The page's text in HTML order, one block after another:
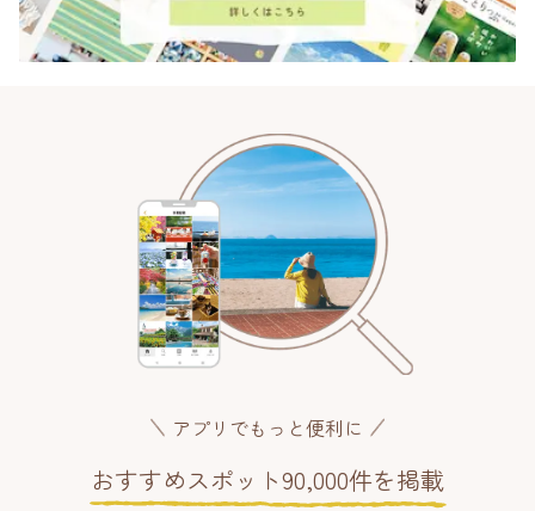
アプリでもっと便利に
おすすめスポット90,000件を掲載